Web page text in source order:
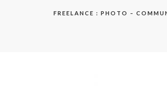
FREELANCE : PHOTO –